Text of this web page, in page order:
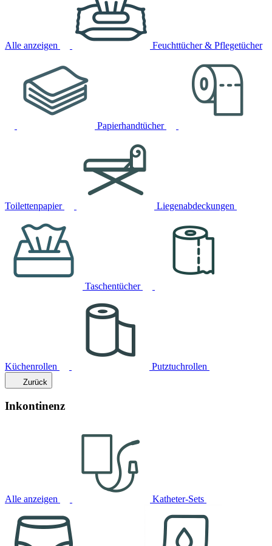
Alle anzeigen Feuchttücher & Pflegetücher
Papierhandtücher
Toilettenpapier Liegenabdeckungen
Taschentücher
Küchenrollen Putztuchrollen
Zurück
Inkontinenz
Alle anzeigen Katheter-Sets